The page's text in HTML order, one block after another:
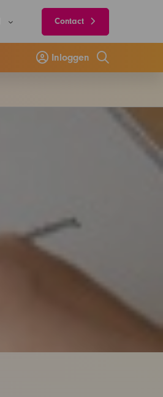
Contact
Inloggen
Zoeken